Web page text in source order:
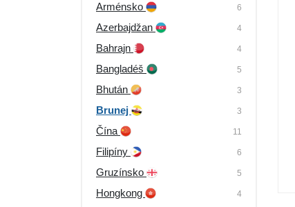
Výpredaj
Arménsko 6
Azerbajdžan 4
Bahrajn 4
Bangladéš 5
Bhután 3
Brunej 3
Čína 11
Filipíny 6
Gruzínsko 5
Hongkong 4